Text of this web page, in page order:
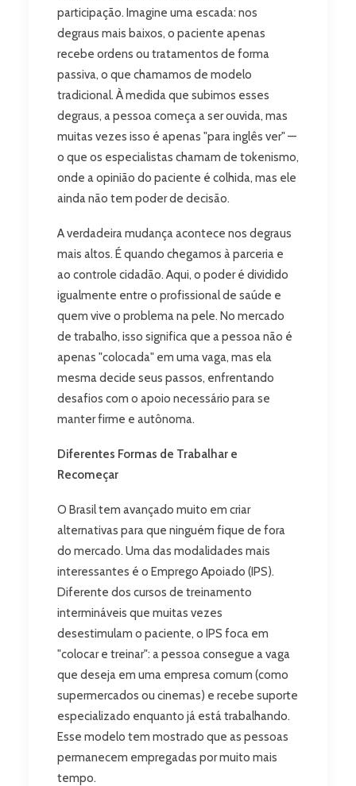
participação. Imagine uma escada: nos
degraus mais baixos, o paciente apenas
recebe ordens ou tratamentos de forma
passiva, o que chamamos de modelo
tradicional. À medida que subimos esses
degraus, a pessoa começa a ser ouvida, mas
muitas vezes isso é apenas "para inglês ver" —
o que os especialistas chamam de tokenismo,
onde a opinião do paciente é colhida, mas ele
ainda não tem poder de decisão.
A verdadeira mudança acontece nos degraus
mais altos. É quando chegamos à parceria e
ao controle cidadão. Aqui, o poder é dividido
igualmente entre o profissional de saúde e
quem vive o problema na pele. No mercado
de trabalho, isso significa que a pessoa não é
apenas "colocada" em uma vaga, mas ela
mesma decide seus passos, enfrentando
desafios com o apoio necessário para se
manter firme e autônoma.
Diferentes Formas de Trabalhar e
Recomeçar
O Brasil tem avançado muito em criar
alternativas para que ninguém fique de fora
do mercado. Uma das modalidades mais
interessantes é o Emprego Apoiado (IPS).
Diferente dos cursos de treinamento
intermináveis que muitas vezes
desestimulam o paciente, o IPS foca em
"colocar e treinar": a pessoa consegue a vaga
que deseja em uma empresa comum (como
supermercados ou cinemas) e recebe suporte
especializado enquanto já está trabalhando.
Esse modelo tem mostrado que as pessoas
permanecem empregadas por muito mais
tempo.